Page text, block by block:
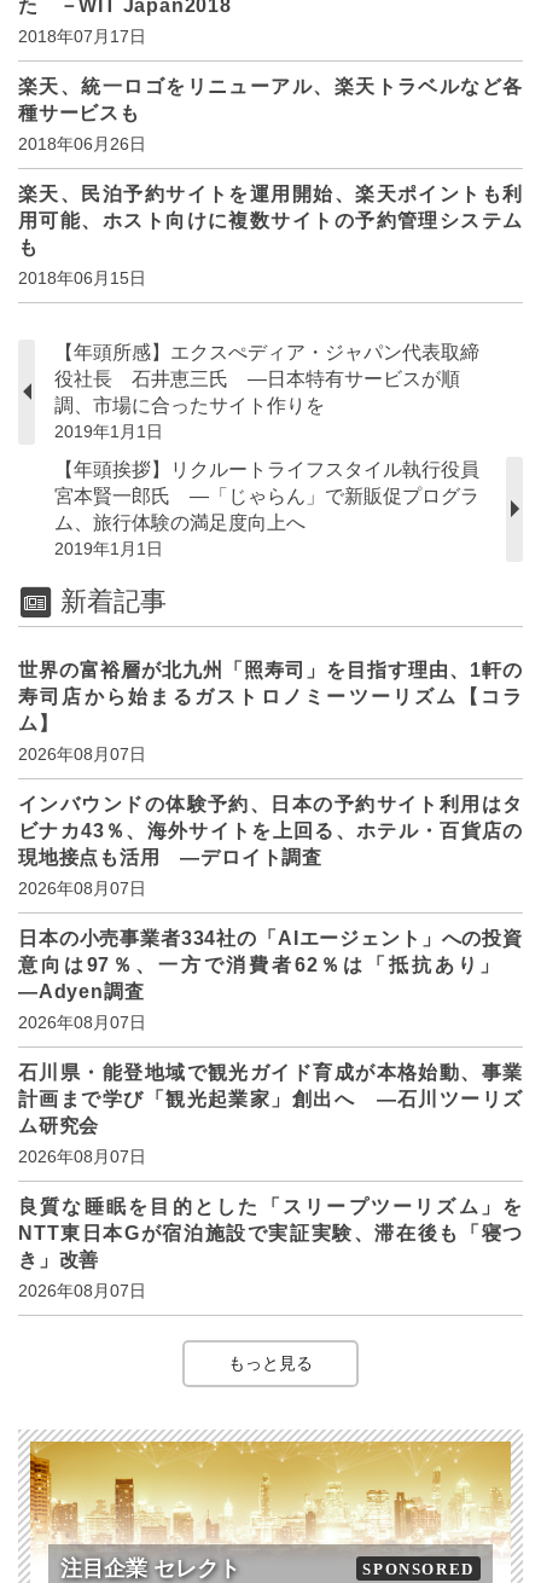
た －WIT Japan2018
2018年07月17日
楽天、統一ロゴをリニューアル、楽天トラベルなど各
種サービスも
2018年06月26日
楽天、民泊予約サイトを運用開始、楽天ポイントも利
用可能、ホスト向けに複数サイトの予約管理システム
も
2018年06月15日
【年頭所感】エクスぺディア・ジャパン代表取締
役社長 石井恵三氏 ―日本特有サービスが順
調、市場に合ったサイト作りを
2019年1月1日
【年頭挨拶】リクルートライフスタイル執行役員
宮本賢一郎氏 ―「じゃらん」で新販促プログラ
ム、旅行体験の満足度向上へ
2019年1月1日
新着記事
世界の富裕層が北九州「照寿司」を目指す理由、1軒の
寿司店から始まるガストロノミーツーリズム【コラ
ム】
2026年08月07日
インバウンドの体験予約、日本の予約サイト利用はタ
ビナカ43％、海外サイトを上回る、ホテル・百貨店の
現地接点も活用 ―デロイト調査
2026年08月07日
日本の小売事業者334社の「AIエージェント」への投資
意向は97％、一方で消費者62％は「抵抗あり」
―Adyen調査
2026年08月07日
石川県・能登地域で観光ガイド育成が本格始動、事業
計画まで学び「観光起業家」創出へ ―石川ツーリズ
ム研究会
2026年08月07日
良質な睡眠を目的とした「スリープツーリズム」を
NTT東日本Gが宿泊施設で実証実験、滞在後も「寝つ
き」改善
2026年08月07日
もっと見る
注目企業 セレクト SPONSORED